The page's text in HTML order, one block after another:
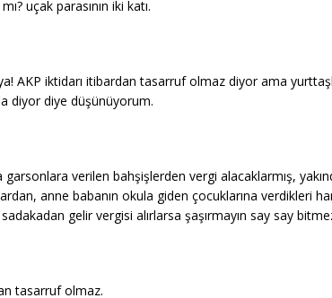
uçak parasının iki katı.
AKP iktidarı itibardan tasarruf olmaz diyor ama
diyor diye düşünüyorum.
garsonlara verilen bahşişlerden vergi alacaklarmış,
anne babanın okula giden çocuklarına verdikleri
gelir vergisi alırlarsa şaşırmayın say say
tasarruf olmaz.